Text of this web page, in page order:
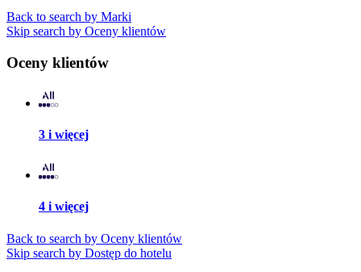
Back to search by Marki
Skip search by Oceny klientów
Oceny klientów
3 i więcej
4 i więcej
Back to search by Oceny klientów
Skip search by Dostęp do hotelu